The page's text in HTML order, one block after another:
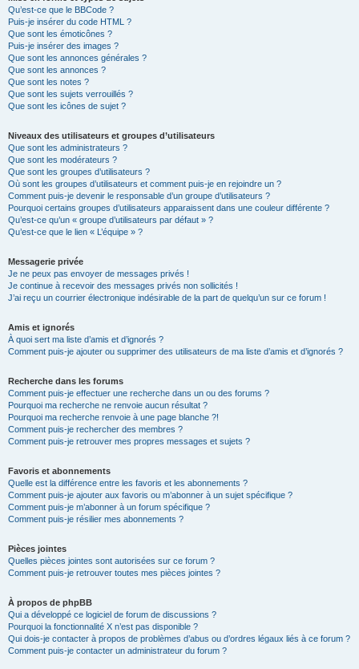
Qu’est-ce que le BBCode ?
Puis-je insérer du code HTML ?
Que sont les émoticônes ?
Puis-je insérer des images ?
Que sont les annonces générales ?
Que sont les annonces ?
Que sont les notes ?
Que sont les sujets verrouillés ?
Que sont les icônes de sujet ?
Niveaux des utilisateurs et groupes d’utilisateurs
Que sont les administrateurs ?
Que sont les modérateurs ?
Que sont les groupes d’utilisateurs ?
Où sont les groupes d’utilisateurs et comment puis-je en rejoindre un ?
Comment puis-je devenir le responsable d’un groupe d’utilisateurs ?
Pourquoi certains groupes d’utilisateurs apparaissent dans une couleur différente ?
Qu’est-ce qu’un « groupe d’utilisateurs par défaut » ?
Qu’est-ce que le lien « L’équipe » ?
Messagerie privée
Je ne peux pas envoyer de messages privés !
Je continue à recevoir des messages privés non sollicités !
J’ai reçu un courrier électronique indésirable de la part de quelqu’un sur ce forum !
Amis et ignorés
À quoi sert ma liste d’amis et d’ignorés ?
Comment puis-je ajouter ou supprimer des utilisateurs de ma liste d’amis et d’ignorés ?
Recherche dans les forums
Comment puis-je effectuer une recherche dans un ou des forums ?
Pourquoi ma recherche ne renvoie aucun résultat ?
Pourquoi ma recherche renvoie à une page blanche ?!
Comment puis-je rechercher des membres ?
Comment puis-je retrouver mes propres messages et sujets ?
Favoris et abonnements
Quelle est la différence entre les favoris et les abonnements ?
Comment puis-je ajouter aux favoris ou m’abonner à un sujet spécifique ?
Comment puis-je m’abonner à un forum spécifique ?
Comment puis-je résilier mes abonnements ?
Pièces jointes
Quelles pièces jointes sont autorisées sur ce forum ?
Comment puis-je retrouver toutes mes pièces jointes ?
À propos de phpBB
Qui a développé ce logiciel de forum de discussions ?
Pourquoi la fonctionnalité X n’est pas disponible ?
Qui dois-je contacter à propos de problèmes d’abus ou d’ordres légaux liés à ce forum ?
Comment puis-je contacter un administrateur du forum ?